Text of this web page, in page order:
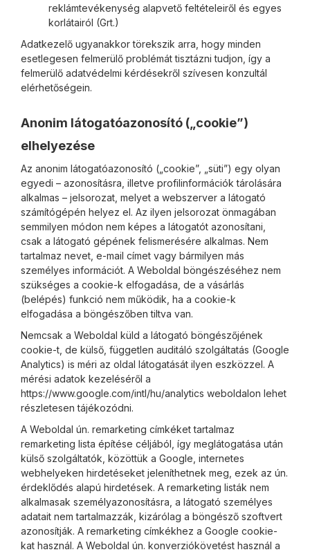
reklámtevékenység alapvető feltételeiről és egyes
korlátairól (Grt.)
Adatkezelő ugyanakkor törekszik arra, hogy minden
esetlegesen felmerülő problémát tisztázni tudjon, így a
felmerülő adatvédelmi kérdésekről szívesen konzultál
elérhetőségein.
Anonim látogatóazonosító („cookie”)
elhelyezése
Az anonim látogatóazonosító („cookie”, „süti”) egy olyan
egyedi – azonosításra, illetve profilinformációk tárolására
alkalmas – jelsorozat, melyet a webszerver a látogató
számítógépén helyez el. Az ilyen jelsorozat önmagában
semmilyen módon nem képes a látogatót azonosítani,
csak a látogató gépének felismerésére alkalmas. Nem
tartalmaz nevet, e-mail címet vagy bármilyen más
személyes információt. A Weboldal böngészéséhez nem
szükséges a cookie-k elfogadása, de a vásárlás
(belépés) funkció nem működik, ha a cookie-k
elfogadása a böngészőben tiltva van.
Nemcsak a Weboldal küld a látogató böngészőjének
cookie-t, de külső, független auditáló szolgáltatás (Google
Analytics) is méri az oldal látogatását ilyen eszközzel. A
mérési adatok kezeléséről a
https://www.google.com/intl/hu/analytics weboldalon lehet
részletesen tájékozódni.
A Weboldal ún. remarketing címkéket tartalmaz
remarketing lista építése céljából, így meglátogatása után
külső szolgáltatók, közöttük a Google, internetes
webhelyeken hirdetéseket jeleníthetnek meg, ezek az ún.
érdeklődés alapú hirdetések. A remarketing listák nem
alkalmasak személyazonosításra, a látogató személyes
adatait nem tartalmazzák, kizárólag a böngésző szoftvert
azonosítják. A remarketing címkékhez a Google cookie-
kat használ. A Weboldal ún. konverziókövetést használ a